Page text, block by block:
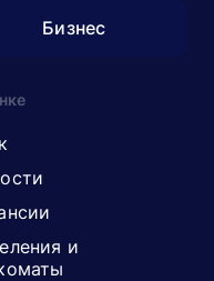
Бизнес
и